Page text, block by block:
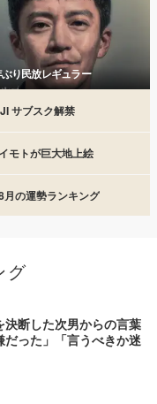
り民放レギュラー
サブスク解禁
モトが巨大地上絵
月の運勢ランキング
グ
決断した次男からの言葉
だった」「言うべきか迷